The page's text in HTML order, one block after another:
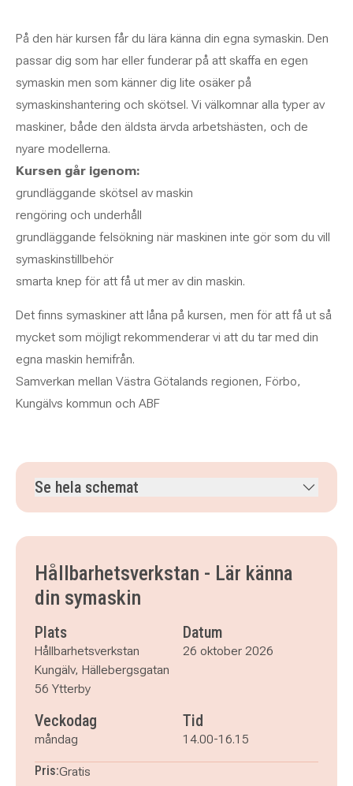
På den här kursen får du lära känna din egna symaskin. Den
passar dig som har eller funderar på att skaffa en egen
symaskin men som känner dig lite osäker på
symaskinshantering och skötsel. Vi välkomnar alla typer av
maskiner, både den äldsta ärvda arbetshästen, och de
nyare modellerna.
Kursen går igenom:
grundläggande skötsel av maskin
rengöring och underhåll
grundläggande felsökning när maskinen inte gör som du vill
symaskinstillbehör
smarta knep för att få ut mer av din maskin.
Det finns symaskiner att låna på kursen, men för att få ut så
mycket som möjligt rekommenderar vi att du tar med din
egna maskin hemifrån.
Samverkan mellan Västra Götalands regionen, Förbo,
Kungälvs kommun och ABF
Se hela schemat
måndag 9 november 2026
klockan 14.00–16.15
måndag 16 november 2026klockan 14.00–16.15
Hållbarhetsverkstan - Lär känna
din symaskin
Plats
Hållbarhetsverkstan
Kungälv, Hällebergsgatan
56 Ytterby
Datum
26 oktober 2026
Veckodag
måndag
Tid
14.00-16.15
Pris:Gratis